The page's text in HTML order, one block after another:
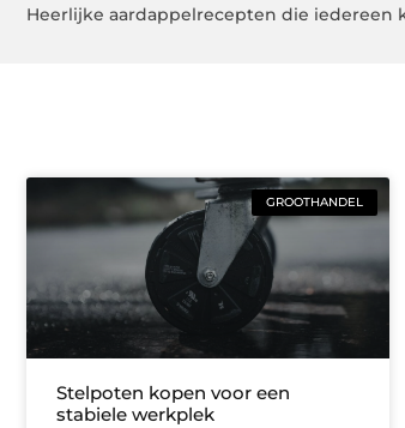
GROOTHANDEL
Stelpoten kopen voor een
stabiele werkplek